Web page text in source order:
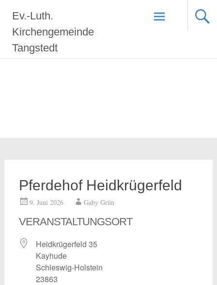
Inhalt
springen
Ev.-Luth.
Kirchengemeinde
Tangstedt
Pferdehof Heidkrügerfeld
9. Juni 2026 Gaby Grün
VERANSTALTUNGSORT
Heidkrügerfeld 35
Kayhude
Schleswig-Holstein
23863